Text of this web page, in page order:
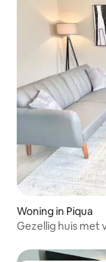
Woning in Piqua
Gezellig huis met